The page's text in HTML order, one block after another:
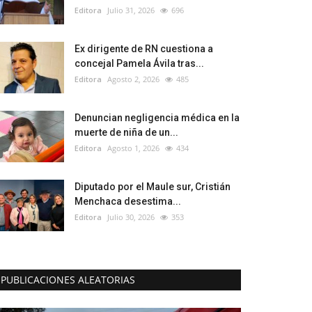
Editora Julio 31, 2026 696
Ex dirigente de RN cuestiona a
concejal Pamela Ávila tras...
Editora Agosto 2, 2026 485
Denuncian negligencia médica en la
muerte de niña de un...
Editora Agosto 1, 2026 434
Diputado por el Maule sur, Cristián
Menchaca desestima...
Editora Julio 30, 2026 353
PUBLICACIONES ALEATORIAS